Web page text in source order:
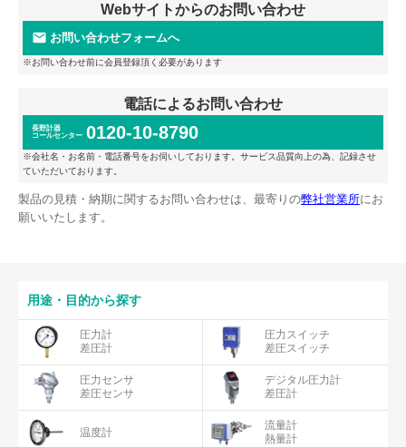
Webサイトからのお問い合わせ
お問い合わせフォームへ
※お問い合わせ前に会員登録頂く必要があります
電話によるお問い合わせ
長野計器
コールセンター 0120-10-8790
※会社名・お名前・電話番号をお伺いしております。サービス品質向上の為、記録させ
ていただいております。
製品の見積・納期に関するお問い合わせは、最寄りの弊社営業所にお
願いいたします。
用途・目的から探す
圧力計
差圧計
圧力スイッチ
差圧スイッチ
圧力センサ
差圧センサ
デジタル圧力計
差圧計
温度計
流量計
熱量計